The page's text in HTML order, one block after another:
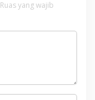
Ruas yang wajib